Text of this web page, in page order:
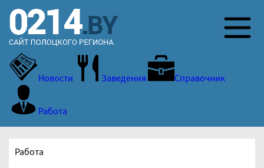
Новости Заведения Справочник
Работа
Работа